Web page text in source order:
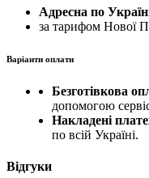
Адресна по
за тарифом Нової
Варіанти оплати
Безготівкова
допомогою
Накладені
по всій Україні.
Відгуки